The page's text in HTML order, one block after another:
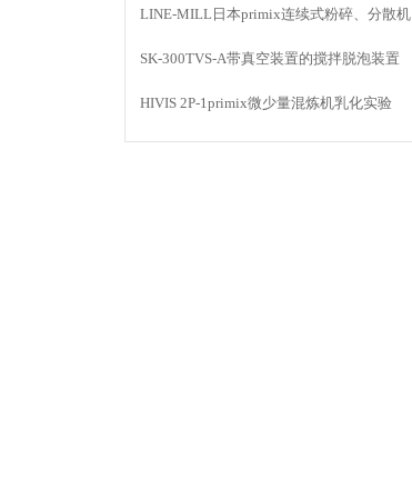
LINE-MILL日本primix连续式粉碎、分散机
LINE MILL
SK-300TVS-A带真空装置的搅拌脱泡装置
HIVIS 2P-1primix微少量混炼机乳化实验